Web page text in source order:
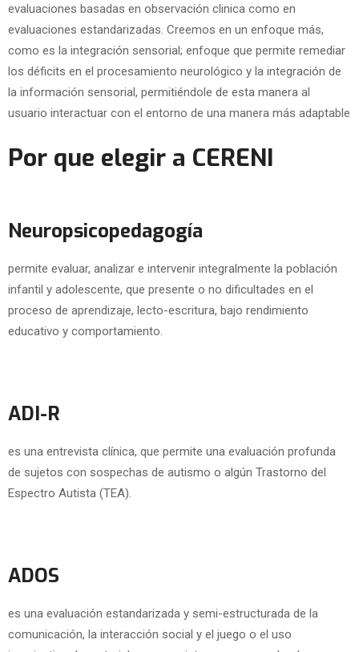
evaluaciones basadas en observación clinica como en
evaluaciones estandarizadas. Creemos en un enfoque más,
como es la integración sensorial; enfoque que permite remediar
los déficits en el procesamiento neurológico y la integración de
la información sensorial, permitiéndole de esta manera al
usuario interactuar con el entorno de una manera más adaptable
Por que elegir a CERENI
Neuropsicopedagogía
permite evaluar, analizar e intervenir integralmente la población
infantil y adolescente, que presente o no dificultades en el
proceso de aprendizaje, lecto-escritura, bajo rendimiento
educativo y comportamiento.
ADI-R
es una entrevista clínica, que permite una evaluación profunda
de sujetos con sospechas de autismo o algún Trastorno del
Espectro Autista (TEA).
ADOS
es una evaluación estandarizada y semi-estructurada de la
comunicación, la interacción social y el juego o el uso